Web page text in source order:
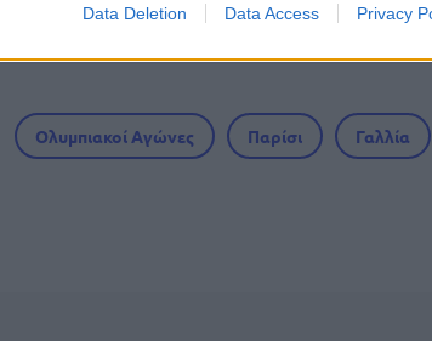
Data Deletion Data Access Privacy
Ολυμπιακοί Αγώνες Παρίσι Γαλλία